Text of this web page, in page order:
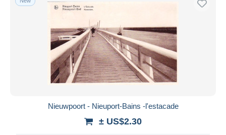
Nieuwpoort - Nieuport-Bains -l'estacade
± US$2.30